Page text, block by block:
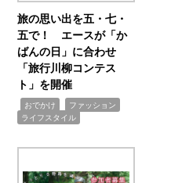
旅の思い出を五・七・
五で！ エースが「か
ばんの日」に合わせ
「旅行川柳コンテス
ト」を開催
おでかけ ファッション
ライフスタイル